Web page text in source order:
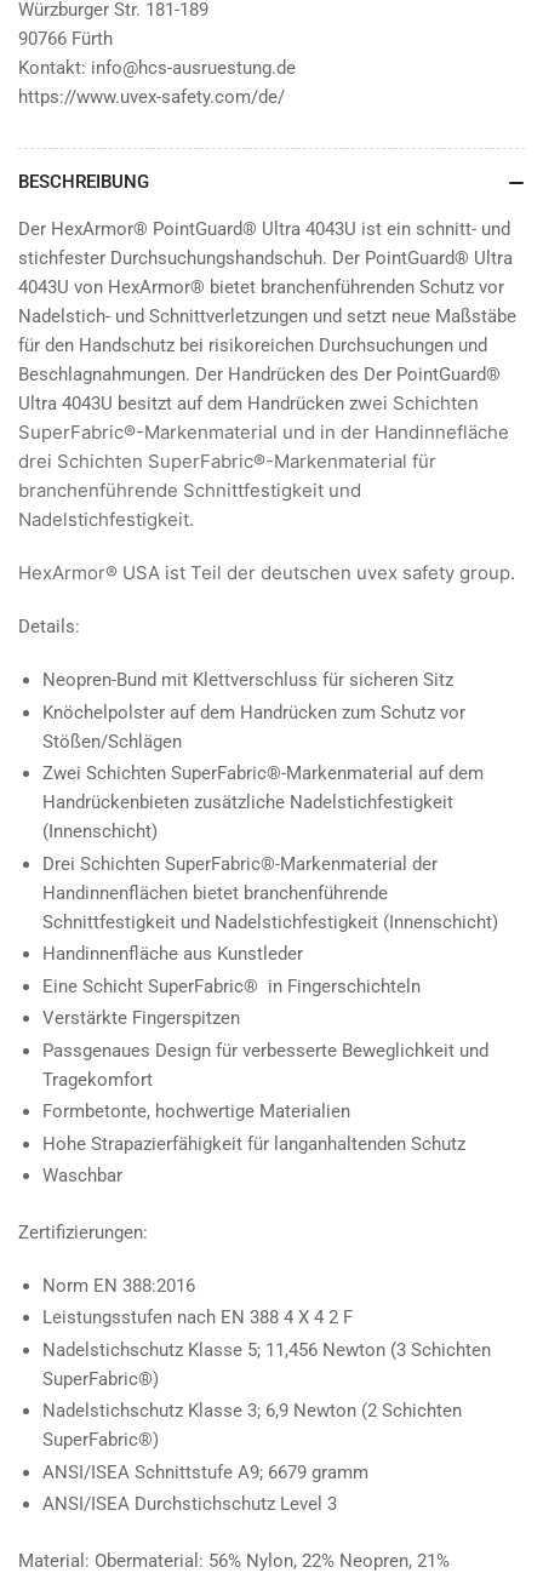
Würzburger Str. 181-189
90766 Fürth
Kontakt: info@hcs-ausruestung.de
https://www.uvex-safety.com/de/
BESCHREIBUNG
Der HexArmor® PointGuard® Ultra 4043U ist ein schnitt- und
stichfester Durchsuchungshandschuh. Der PointGuard® Ultra
4043U von HexArmor® bietet branchenführenden Schutz vor
Nadelstich- und Schnittverletzungen und setzt neue Maßstäbe
für den Handschutz bei risikoreichen Durchsuchungen und
Beschlagnahmungen. Der Handrücken des Der PointGuard®
Ultra 4043U besitzt auf dem Handrücken zwei Schichten
SuperFabric®-Markenmaterial und in der Handinnefläche
drei Schichten SuperFabric®-Markenmaterial für
branchenführende Schnittfestigkeit und
Nadelstichfestigkeit.
HexArmor® USA ist Teil der deutschen uvex safety group.
Details:
Neopren-Bund mit Klettverschluss für sicheren Sitz
Knöchelpolster auf dem Handrücken zum Schutz vor
Stößen/Schlägen
Zwei Schichten SuperFabric®-Markenmaterial auf dem
Handrückenbieten zusätzliche Nadelstichfestigkeit
(Innenschicht)
Drei Schichten SuperFabric®-Markenmaterial der
Handinnenflächen bietet branchenführende
Schnittfestigkeit und Nadelstichfestigkeit (Innenschicht)
Handinnenfläche aus Kunstleder
Eine Schicht SuperFabric® in Fingerschichteln
Verstärkte Fingerspitzen
Passgenaues Design für verbesserte Beweglichkeit und
Tragekomfort
Formbetonte, hochwertige Materialien
Hohe Strapazierfähigkeit für langanhaltenden Schutz
Waschbar
Zertifizierungen:
Norm EN 388:2016
Leistungsstufen nach EN 388 4 X 4 2 F
Nadelstichschutz Klasse 5; 11,456 Newton (3 Schichten
SuperFabric®)
Nadelstichschutz Klasse 3; 6,9 Newton (2 Schichten
SuperFabric®)
ANSI/ISEA Schnittstufe A9; 6679 gramm
ANSI/ISEA Durchstichschutz Level 3
Material: Obermaterial: 56% Nylon, 22% Neopren, 21%